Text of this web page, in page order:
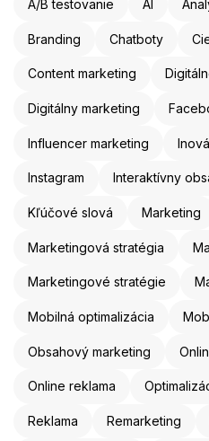
A/B testovanie AI
Branding Chatboty
Content marketing
Digitálny marketing
Influencer marketing
Instagram Interaktívny
Kľúčové slová Marketing
Marketingová stratégia
Marketingové stratégie
Mobilná optimalizácia
Obsahový marketing
Online reklama
Reklama Remarketing